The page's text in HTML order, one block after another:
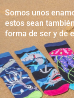
Somos unos
estos sean
forma de ser y de